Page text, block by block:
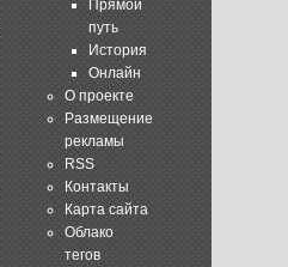
Прямой
путь
История
Онлайн
О проекте
Размещение
рекламы
RSS
Контакты
Карта сайта
Облако
тегов